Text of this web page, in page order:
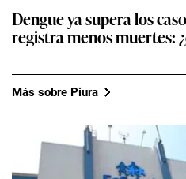
Dengue ya supera los
registra menos muertes:
Más sobre Piura